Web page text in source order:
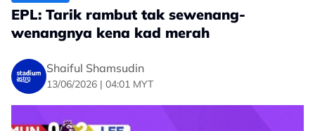
EPL: Tarik rambut tak sewenang-
wenangnya kena kad merah
Shaiful Shamsudin
13/06/2026 | 04:01 MYT